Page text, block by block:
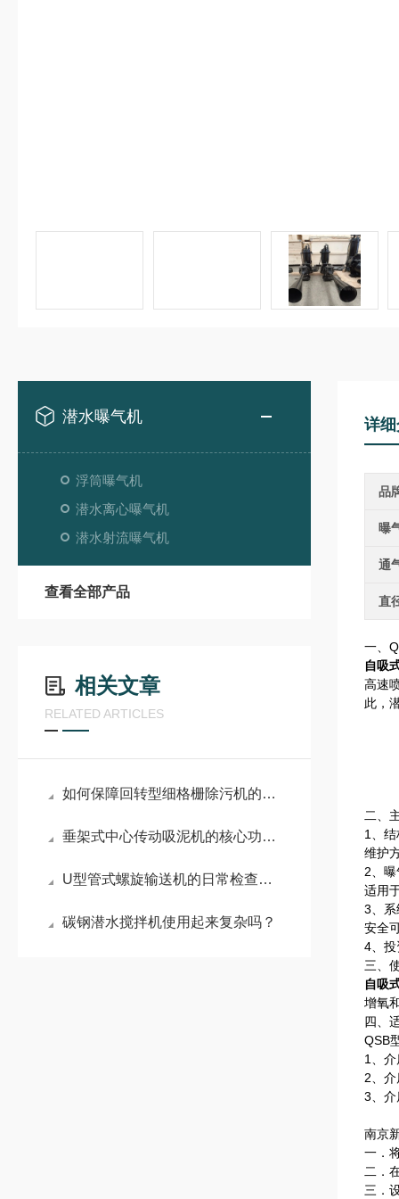
潜水曝气机
浮筒曝气机
潜水离心曝气机
潜水射流曝气机
查看全部产品
相关文章
RELATED ARTICLES
如何保障回转型细格栅除污机的运行稳定？
垂架式中心传动吸泥机的核心功能有哪些
U型管式螺旋输送机的日常检查要做到这些
碳钢潜水搅拌机使用起来复杂吗？
详
品
曝
通
直
一、
自吸
高速
此，
二、
1、
维护
2、
适用
3、
安全
4、投
三、
自吸
增氧
四、
QSB
1、
2、
3、
南京
一．
二．
三．